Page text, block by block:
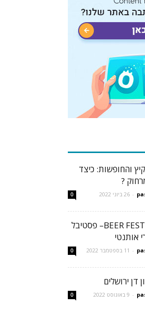
והחופשות: כיצד
?
- 26 ביוני 2022 0
אוקטובר בכפר הנוקדים: BEER FEST– פסטיבל
אותנטי
- 11 בספטמבר 2022 0
דן ירושלים
- 9 באוגוסט 2022 0